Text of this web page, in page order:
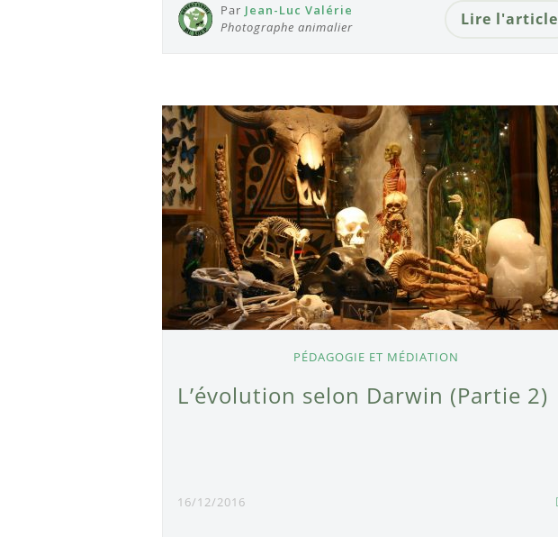
Par Jean-Luc Valérie
Photographe animalier
Lire l'article
PÉDAGOGIE ET MÉDIATION
L’évolution selon Darwin (Partie 2)
16/12/2016